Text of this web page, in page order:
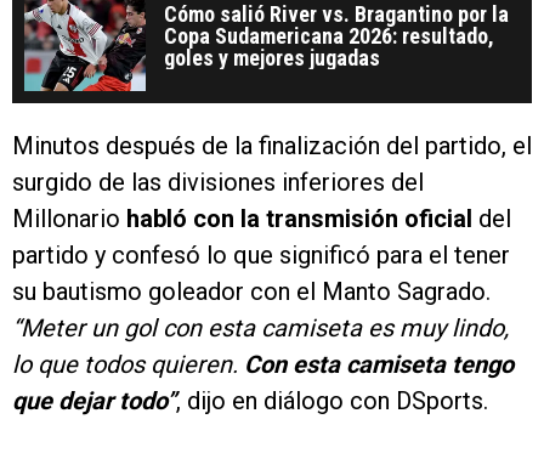
Cómo salió River vs. Bragantino por la
Copa Sudamericana 2026: resultado,
goles y mejores jugadas
Minutos después de la finalización del partido, el
surgido de las divisiones inferiores del
Millonario habló con la transmisión oficial del
partido y confesó lo que significó para el tener
su bautismo goleador con el Manto Sagrado.
“Meter un gol con esta camiseta es muy lindo,
lo que todos quieren. Con esta camiseta tengo
que dejar todo”, dijo en diálogo con DSports.